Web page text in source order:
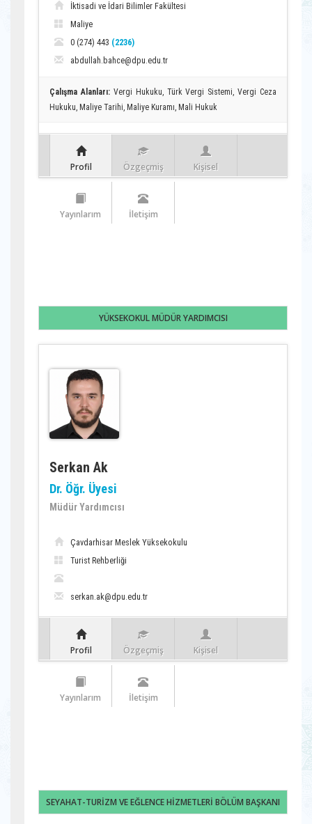
İktisadi ve İdari Bilimler Fakültesi
Maliye
0 (274) 443 (2236)
abdullah.bahce@dpu.edu.tr
Çalışma Alanları: Vergi Hukuku, Türk Vergi Sistemi, Vergi Ceza
Hukuku, Maliye Tarihi, Maliye Kuramı, Mali Hukuk
Profil Özgeçmiş Kişisel
Yayınlarım İletişim
YÜKSEKOKUL MÜDÜR YARDIMCISI
Serkan Ak
Dr. Öğr. Üyesi
Müdür Yardımcısı
Çavdarhisar Meslek Yüksekokulu
Turist Rehberliği
serkan.ak@dpu.edu.tr
Profil Özgeçmiş Kişisel
Yayınlarım İletişim
SEYAHAT-TURİZM VE EĞLENCE HİZMETLERİ BÖLÜM BAŞKANI